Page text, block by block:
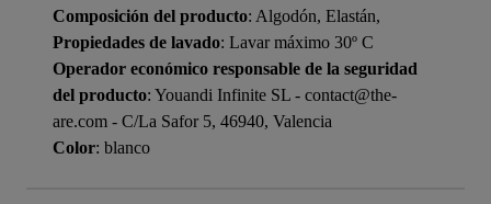
Composición del producto: Algodón, Elastán,
Propiedades de lavado: Lavar máximo 30º C
Operador económico responsable de la seguridad
del producto: Youandi Infinite SL - contact@the-
are.com - C/La Safor 5, 46940, Valencia
Color: blanco